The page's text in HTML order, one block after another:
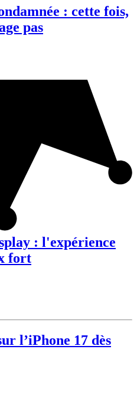
: cette fois,
pas
: l'expérience
fort
l’iPhone 17 dès